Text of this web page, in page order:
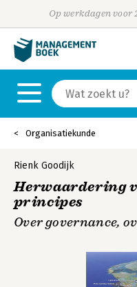
Op werkdagen voor
Organisatiekunde
Rienk Goodijk
Herwaardering
principes
Over governance,